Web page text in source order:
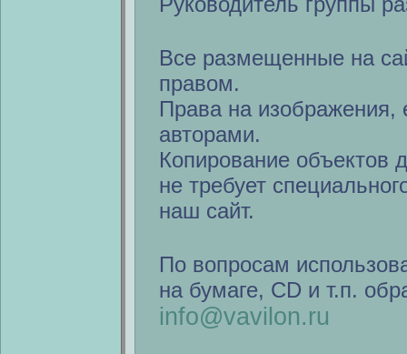
Все размещенные на
правом.
Права на изображения,
авторами.
Копирование объектов
не требует
наш сайт.
По вопросам
на бумаге, CD и т.п.
info@vavilon.ru